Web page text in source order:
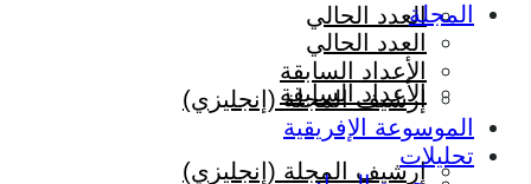
العدد الحالي
الأعداد السابقة
إرشيف المجلة (إنجليزي)
المجلة
العدد الحالي
الأعداد السابقة
إرشيف المجلة (إنجليزي)
الموسوعة الإفريقية
تحليلات